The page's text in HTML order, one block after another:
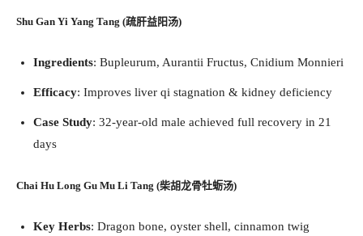
Shu Gan Yi Yang Tang (疏肝益阳汤)​
Ingredients: Bupleurum, Aurantii Fructus, Cnidium Monnieri
Efficacy: Improves liver qi stagnation & kidney deficiency
Case Study: 32-year-old male achieved full recovery in 21
days
Chai Hu Long Gu Mu Li Tang (柴胡龙骨牡蛎汤)​
Key Herbs: Dragon bone, oyster shell, cinnamon twig